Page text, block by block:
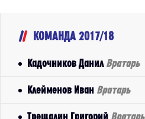
КОМАНДА 2017/18
Кадочников Данил Вратарь
Клейменов Иван Вратарь
Трещалин Григорий Вратарь